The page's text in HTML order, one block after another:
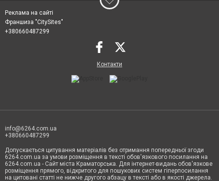
Реклама на сайті
Франшиза "CitySites"
+380660487299
Контакти
info@6264.com.ua
+380660487299
Допускається цитування матеріалів без отримання попередньої згоди
6264.com.ua за умови розміщення в тексті обов'язкового посилання на
6264.com.ua - Сайт міста Краматорська. Для інтернет-видань обов'язкове
розміщення прямого, відкритого для пошукових систем гіперпосилання
на цитовані статті не нижче другого абзацу в тексті або в якості джерела.